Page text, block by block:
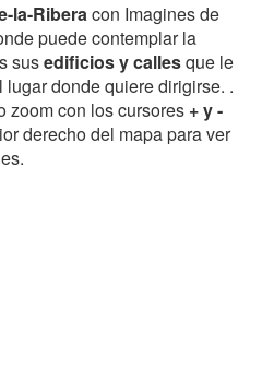
la-Riberacon Imagines de
puede contemplar la
susedificios y callesque le
donde quiere dirigirse. .
zoom con los cursores + y -
derecho del mapa para ver